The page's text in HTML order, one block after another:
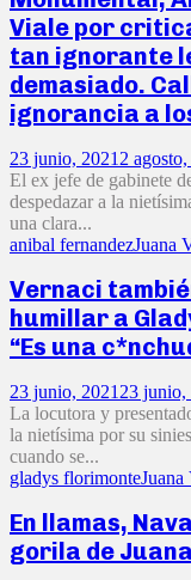
Viale por
tan ignorante
demasiado.
ignorancia a
23 junio, 2021 2 agosto,
El ex jefe de gabinete
despedazar a la
una clara...
anibal fernandezJuana
Vernaci
humillar a
“Es una
23 junio, 2021 23 junio,
La locutora y
la nietísima por su
cuando se...
gladys florimonteJuana
En llamas,
gorila de